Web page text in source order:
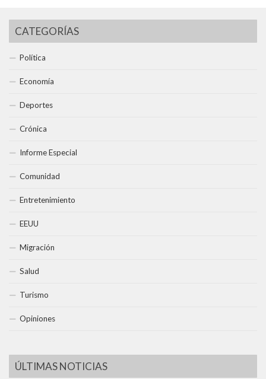
CATEGORÍAS
Política
Economía
Deportes
Crónica
Informe Especial
Comunidad
Entretenimiento
EEUU
Migración
Salud
Turismo
Opiniones
ÚLTIMAS NOTICIAS